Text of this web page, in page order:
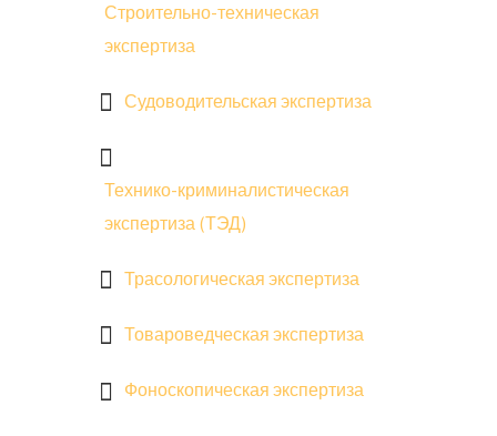
Строительно-техническая
экспертиза
Судоводительская экспертиза
Технико-криминалистическая
экспертиза (ТЭД)
Трасологическая экспертиза
Товароведческая экспертиза
Фоноскопическая экспертиза